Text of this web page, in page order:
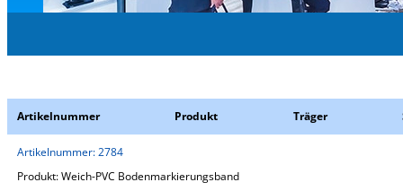
Artikelnummer Produkt Träger
Artikelnummer: 2784
Produkt:Weich-PVC Bodenmarkierungsband